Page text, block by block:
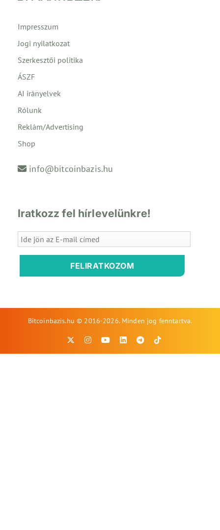
Impresszum
Jogi nyilatkozat
Szerkesztői politika
ÁSZF
AI irányelvek
Rólunk
Reklám/Advertising
Shop
info@bitcoinbazis.hu
Iratkozz fel hírlevelünkre!
FELIRATKOZOM
Bitcoinbazis.hu © 2016-2026. Minden jog fenntartva.